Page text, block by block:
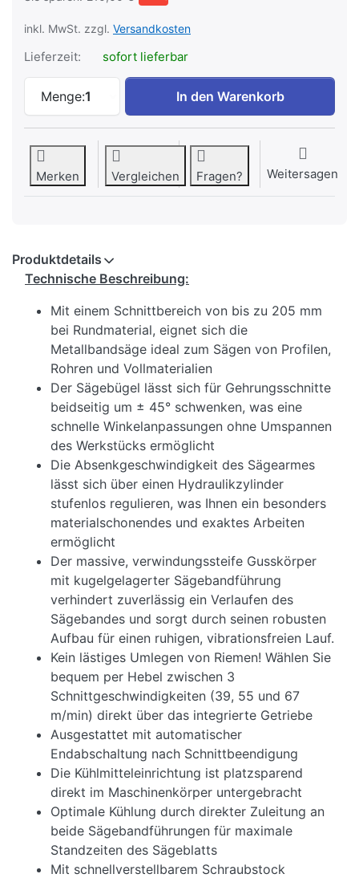
inkl. MwSt. zzgl. Versandkosten
Lieferzeit: sofort lieferbar
Menge:1
Metallbandsäge Bandsäge Metall SWM
In den Warenkorb
Merken Vergleichen Fragen? Weitersagen
Produktdetails
Technische Beschreibung:
Mit einem Schnittbereich von bis zu 205 mm
bei Rundmaterial, eignet sich die
Metallbandsäge ideal zum Sägen von Profilen,
Rohren und Vollmaterialien
Der Sägebügel lässt sich für Gehrungsschnitte
beidseitig um ± 45° schwenken, was eine
schnelle Winkelanpassungen ohne Umspannen
des Werkstücks ermöglicht
Die Absenkgeschwindigkeit des Sägearmes
lässt sich über einen Hydraulikzylinder
stufenlos regulieren, was Ihnen ein besonders
materialschonendes und exaktes Arbeiten
ermöglicht
Der massive, verwindungssteife Gusskörper
mit kugelgelagerter Sägebandführung
verhindert zuverlässig ein Verlaufen des
Sägebandes und sorgt durch seinen robusten
Aufbau für einen ruhigen, vibrationsfreien Lauf.
Kein lästiges Umlegen von Riemen! Wählen Sie
bequem per Hebel zwischen 3
Schnittgeschwindigkeiten (39, 55 und 67
m/min) direkt über das integrierte Getriebe
Ausgestattet mit automatischer
Endabschaltung nach Schnittbeendigung
Die Kühlmitteleinrichtung ist platzsparend
direkt im Maschinenkörper untergebracht
Optimale Kühlung durch direkter Zuleitung an
beide Sägebandführungen für maximale
Standzeiten des Sägeblatts
Mit schnellverstellbarem Schraubstock